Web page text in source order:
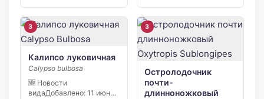
«Кивач» в […]
3
Калипсо луковичная
Calypso bulbosa
🆕 Новости
видаДобавлено: 11 июня
3
Остролодочник
почти-
длинноножковый